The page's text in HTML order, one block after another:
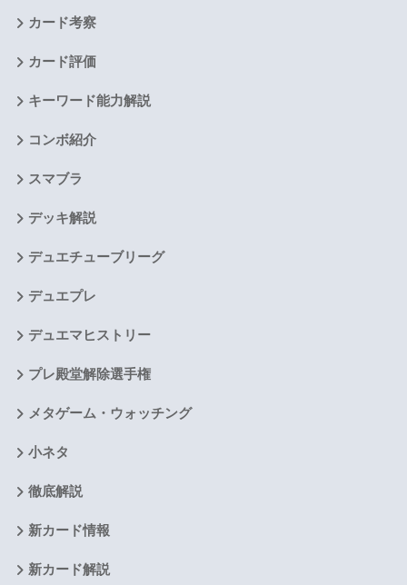
カード考察
カード評価
キーワード能力解説
コンボ紹介
スマブラ
デッキ解説
デュエチューブリーグ
デュエプレ
デュエマヒストリー
プレ殿堂解除選手権
メタゲーム・ウォッチング
小ネタ
徹底解説
新カード情報
新カード解説